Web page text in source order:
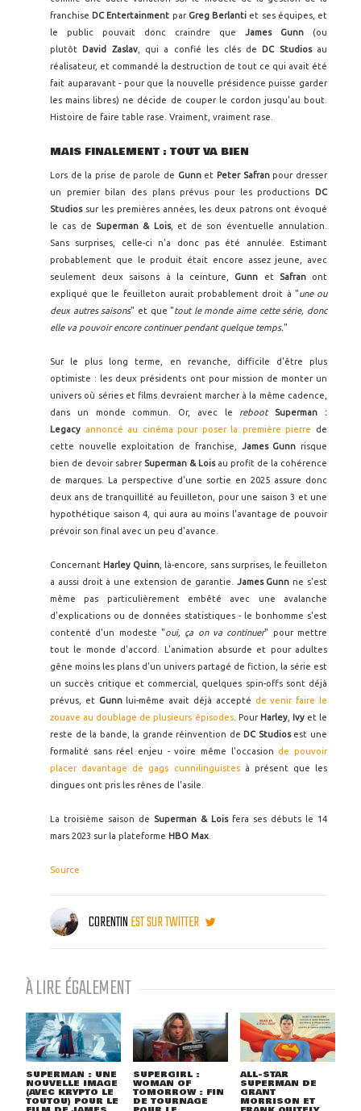
franchise DC Entertainment par Greg Berlanti et ses équipes, et
le public pouvait donc craindre que James Gunn (ou
plutôt David Zaslav, qui a confié les clés de DC Studiosau
réalisateur, et commandé la destruction de tout ce qui avait été
fait auparavant - pour que la nouvelle présidence puisse garder
les mains libres) ne décide de couper le cordon jusqu'au bout.
Histoire de faire table rase. Vraiment, vraiment rase.
MAIS FINALEMENT : TOUT VA BIEN
Lors de la prise de parole de Gunn et Peter Safranpour dresser
un premier bilan des plans prévus pour les productions
DC
Studios sur les premières années, les deux patrons ont évoqué
le cas de Superman & Lois, et de son éventuelle annulation.
Sans surprises, celle-ci n'a donc pas été annulée. Estimant
probablement que le produit était encore assez jeune, avec
seulement deux saisons à la ceinture, Gunn et Safranont
expliqué que le feuilleton aurait probablement droit à "une ou
deux autres saisons" et que "tout le monde aime cette série, donc
elle va pouvoir encore continuer pendant quelque temps."
Sur le plus long terme, en revanche, difficile d'être plus
optimiste : les deux présidents ont pour mission de monter un
univers où séries et films devraient marcher à la même cadence,
dans un monde commun. Or, avec le reboot
Superman :
Legacy annoncé au cinéma pour poser la première pierre
de
cette nouvelle exploitation de franchise, James Gunn risque
bien de devoir sabrer Superman & Loisau profit de la cohérence
de marques. La perspective d'une sortie en 2025 assure donc
deux ans de tranquillité au feuilleton, pour une saison 3 et une
hypothétique saison 4, qui aura au moins l'avantage de pouvoir
prévoir son final avec un peu d'avance.
Concernant Harley Quinn , là-encore, sans surprises, le feuilleton
a aussi droit à une extension de garantie. James Gunn ne s'est
même pas particulièrement embêté avec une avalanche
d'explications ou de données statistiques - le bonhomme s'est
contenté d'un modeste "oui, ça on va continuer" pour mettre
tout le monde d'accord. L'animation absurde et pour adultes
gêne moins les plans d'un univers partagé de fiction, la série est
un succès critique et commercial, quelques spin-offs sont déjà
prévus, et Gunnlui-même avait déjà accepté de venir faire le
zouave au doublage de plusieurs épisodes. Pour Harley, Ivyet le
reste de la bande, la grande réinvention de DC Studiosest une
formalité sans réel enjeu - voire même l'occasion de pouvoir
placer davantage de gags cunnilinguistesà présent que les
dingues ont pris les rênes de l'asile.
La troisième saison de Superman & Loisfera ses débuts le 14
mars 2023 sur la plateforme HBO Max
Source
CORENTINEST SUR TWITTER
À LIRE ÉGALEMENT
SUPERMAN : UNE
NOUVELLE IMAGE
(AVEC KRYPTO LE
TOUTOU) POUR LE
SUPERGIRL :
WOMAN OF
TOMORROW : FIN
DE TOURNAGE
ALL-STAR
SUPERMAN DE
GRANT
MORRISON ET